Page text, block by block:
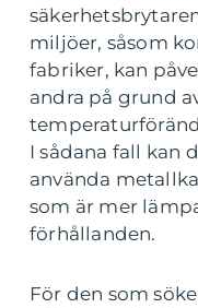
miljöer, såsom
fabriker, kan
andra på grund
I sådana fall kan
använda
som är mer
förhållanden.
För den som